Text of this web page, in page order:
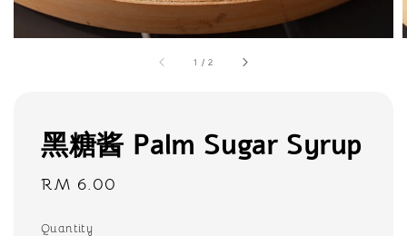
1 /2
黑糖酱 Palm Sugar Syrup
Regular
RM 6.00
Quantity